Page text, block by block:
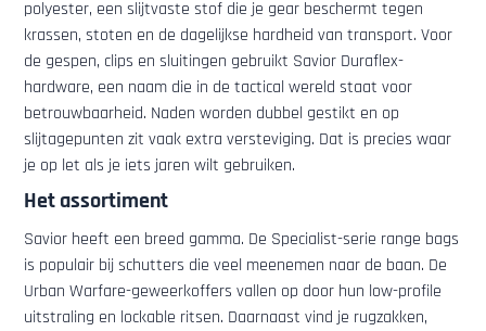
polyester, een slijtvaste stof die je gear beschermt tegen
krassen, stoten en de dagelijkse hardheid van transport. Voor
de gespen, clips en sluitingen gebruikt Savior Duraflex-
hardware, een naam die in de tactical wereld staat voor
betrouwbaarheid. Naden worden dubbel gestikt en op
slijtagepunten zit vaak extra versteviging. Dat is precies waar
je op let als je iets jaren wilt gebruiken.
Het assortiment
Savior heeft een breed gamma. De Specialist-serie range bags
is populair bij schutters die veel meenemen naar de baan. De
Urban Warfare-geweerkoffers vallen op door hun low-profile
uitstraling en lockable ritsen. Daarnaast vind je rugzakken,